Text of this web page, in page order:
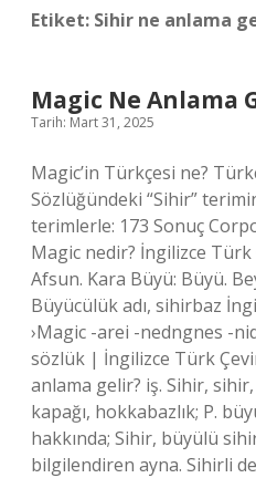
Etiket: Sihir ne anlama
Magic Ne Anlama
Tarih: Mart 31, 2025
Magic’in Türkçesi ne?
Sözlüğündeki “Sihir”
terimlerle: 173 Sonuç
Magic nedir? İngilizce Türk
Afsun. Kara Büyü: Büyü.
Büyücülük adı, sihirbaz
›Magic -arei -nedngnes -
sözlük | İngilizce Türk
anlama gelir? iş. Sihir,
kapağı, hokkabazlık; P.
hakkında; Sihir, büyülü
bilgilendiren ayna. Sihirli